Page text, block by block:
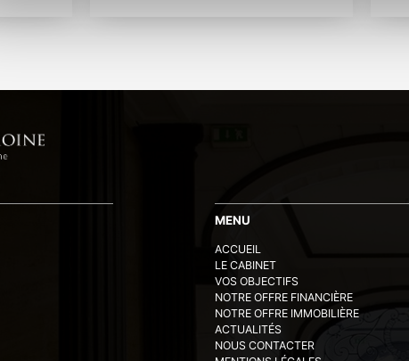
MENU
ACCUEIL
LE CABINET
VOS OBJECTIFS
NOTRE OFFRE FINANCIÈRE
NOTRE OFFRE IMMOBILIÈRE
ACTUALITÉS
NOUS CONTACTER